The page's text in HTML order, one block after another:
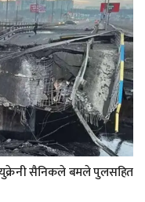
सैनिकले बमले पुलसहित